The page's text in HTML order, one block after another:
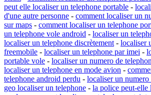
peut elle localiser un telephone portable -
d'une autre personne - comment localiser un
sur maps - comment localiser un telephone
un telephone vole android - localiser un
localiser un telephone discrètement - localiser
freemobile - localiser un telephone par imei -
portable vole - localiser un numero de
localiser un telephone en mode avion -
telephone android perdu - localiser un
geo localiser un telephone - la police peut-elle